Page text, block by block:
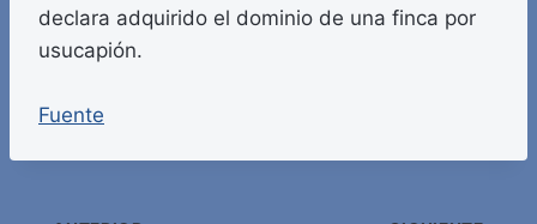
declara adquirido el dominio de una finca por
usucapión.
Fuente